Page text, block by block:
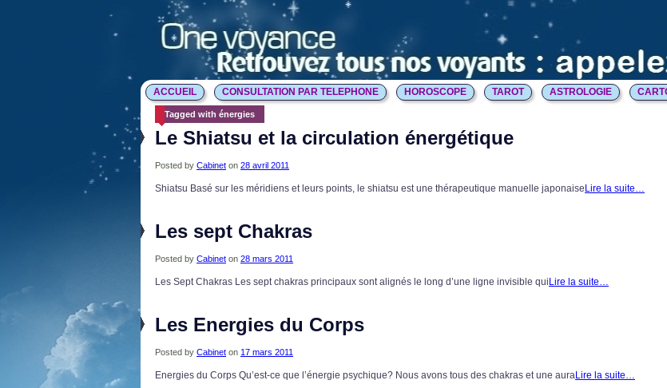
ACCUEIL CONSULTATION PAR TELEPHONE HOROSCOPE TAROT ASTROLOGIE
Tagged with énergies
Le Shiatsu et la circulation énergétique
Posted by Cabinet on 28 avril 2011
Shiatsu Basé sur les méridiens et leurs points, le shiatsu est une thérapeutique manuelle japonaise Lire la suite…
Les sept Chakras
Posted by Cabinet on 28 mars 2011
Les Sept Chakras Les sept chakras principaux sont alignés le long d’une ligne invisible qui Lire la suite…
Les Energies du Corps
Posted by Cabinet on 17 mars 2011
Energies du Corps Qu’est-ce que l’énergie psychique? Nous avons tous des chakras et une auraLire la suite…